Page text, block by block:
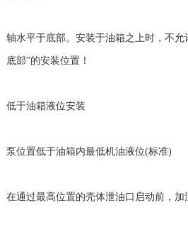
轴水平于底部。安装于油箱之上时，不允
底部”的安装位置！
低于油箱液位安装
泵位置低于油箱内最低机油液位(标准)
在通过最高位置的壳体泄油口启动前，加